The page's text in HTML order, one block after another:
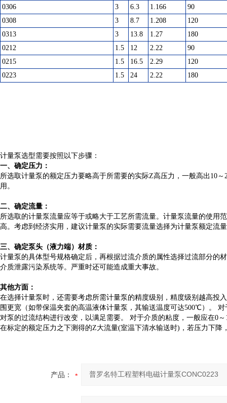
0306
3 6.3 1.166
90
0308
3 8.7 1.208
120
0313
3 13.8 1.27
180
0212
1.5 12 2.22
90
0215
1.5 16.5 2.29
120
0223
1.5 24 2.22 180
计量泵选型需要按照以下步骤：
一、确定压力：
所选取计量泵的额定压力要略高于所需要的实际Z高压力，一般高出10
用。
二、确定流量：
所选取的计量泵流量应等于或略大于工艺所需流量。计量泵流量的使用
高。考虑到经济实用，建议计量泵的实际需要流量选择为计量泵额定流
三、确定泵头（液力端）材质：
计量泵的具体型号规格确定后，再根据过流介质的属性选择过流部分的
介质泄露污染系统等。严重时还可能造成重大事故。
其他方面：
在选择计量泵时，还需要考虑所需计量泵的精度级别，精度级别越高投
围更宽（如带保温夹套的高温液体计量泵，其输送温度可达500℃）。
对泵的过流结构进行改变，以满足需要。 对于介质的粘度，一般应在0
在标定的额定压力之下测得的Z大流量(室温下清水输送时)，若压力下降
产品：